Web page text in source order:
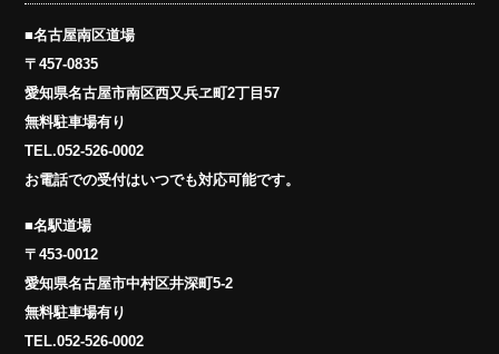
■名古屋南区道場
〒457-0835
愛知県名古屋市南区西又兵ヱ町2丁目57
無料駐車場有り
TEL.052-526-0002
お電話での受付はいつでも対応可能です。
■名駅道場
〒453-0012
愛知県名古屋市中村区井深町5-2
無料駐車場有り
TEL.052-526-0002